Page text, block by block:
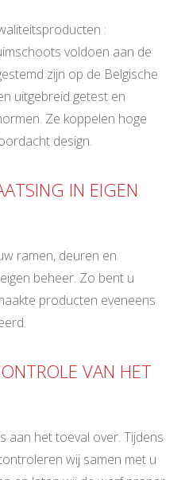
:
voldoen aan de
zijn op de Belgische
uitgebreid getest en
Ze koppelen hoge
design.
IN EIGEN
ramen, deuren en
beheer. Zo bent u
producten eveneens
VAN HET
aan het toeval over. Tijdens
wij samen met u